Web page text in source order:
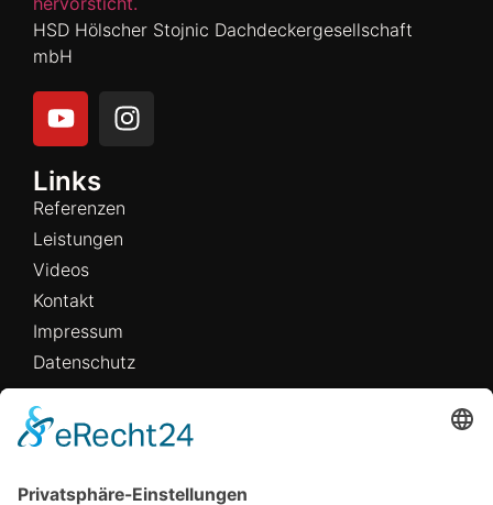
HSD Hölscher Stojnic Dachdeckergesellschaft
mbH
Links
Referenzen
Leistungen
Videos
Kontakt
Impressum
Datenschutz
Büro/Lager
Robert-Bosch-Straße 9A
Telefon (05407) 8577194